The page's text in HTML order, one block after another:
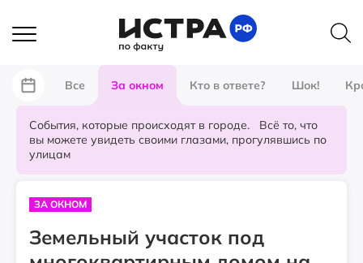
Все За окном Кто в ответе? Шок!
События, которые происходят в городе. Всё то, что
вы можете увидеть своими глазами, прогулявшись по
улицам
ЗА ОКНОМ
Земельный участок под